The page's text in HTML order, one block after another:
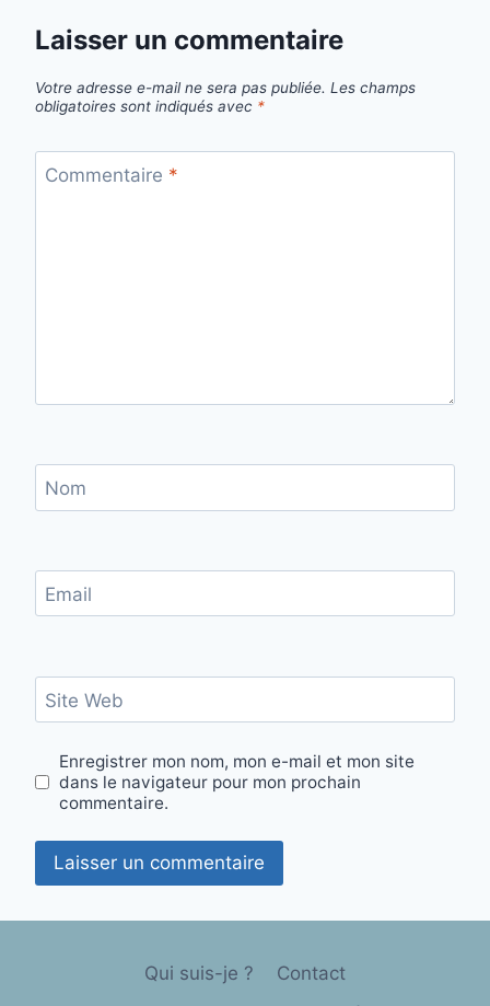
Laisser un commentaire
Votre adresse e-mail ne sera pas publiée. Les champs
obligatoires sont indiqués avec *
Commentaire *
Nom
Email
Site Web
Enregistrer mon nom, mon e-mail et mon site
dans le navigateur pour mon prochain
commentaire.
Qui suis-je ?
Contact